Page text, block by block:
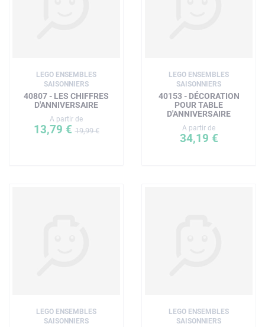
LEGO ENSEMBLES
SAISONNIERS
40807 - LES CHIFFRES
D'ANNIVERSAIRE
A partir de
13,79 €19,99 €
LEGO ENSEMBLES
SAISONNIERS
40153 - DÉCORATION
POUR TABLE
D'ANNIVERSAIRE
A partir de
34,19 €
LEGO ENSEMBLES
SAISONNIERS
LEGO ENSEMBLES
SAISONNIERS